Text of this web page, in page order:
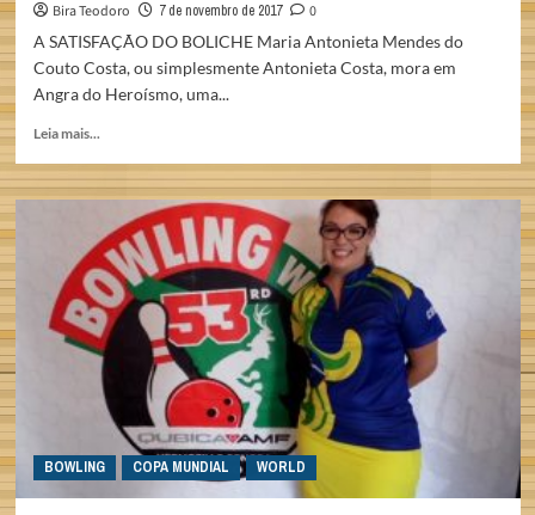
Bira Teodoro 7 de novembro de 2017
0
A SATISFAÇÃO DO BOLICHE Maria Antonieta Mendes do
Couto Costa, ou simplesmente Antonieta Costa, mora em
Angra do Heroísmo, uma...
Leia mais...
about
ANTONIETA
COSTA,
UMA
CAMPEÃ
DO
TEMPO
BOWLING COPA MUNDIAL WORLD